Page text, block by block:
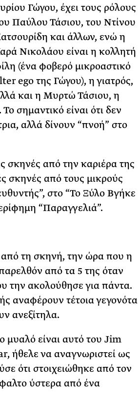
Γώγου, έχει τους ρόλους
Παύλου Τάσιου, του Ντίνου
και άλλων, ενώ η
Νικολάου είναι η κολλητή
(ένα φοβερό μικροαστικό
ego της Γώγου), η γιατρός,
και η Μυρτώ Τάσιου, η
σημαντικό είναι ότι δεν
αλλά δίνουν “πνοή” στο
σκηνές από την καριέρα της
σκηνές από τους μικρούς
στο “Το Ξύλο Βγήκε
“Παραγγελιά”.
τη σκηνή, την ώρα που η
από τα 5 της όταν
την ακολούθησε για πάντα.
αναφέρουν τέτοια γεγονότα
ανεξίτηλα.
μυαλό είναι αυτό του Jim
ήθελε να αναγνωριστεί ως
ότι στοιχειώθηκε από τον
ύστερα από ένα